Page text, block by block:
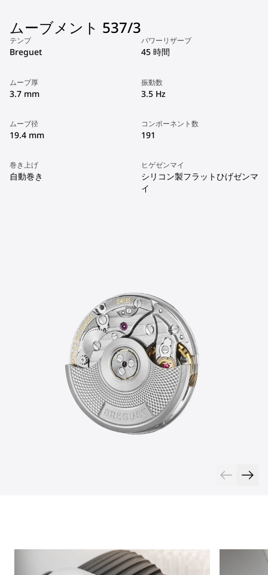
ムーブメント 537/3
テンプ
Breguet
パワーリザーブ
45 時間
ムーブ厚
3.7 mm
振動数
3.5 Hz
ムーブ径
19.4 mm
コンポーネント数
191
巻き上げ
自動巻き
ヒゲゼンマイ
シリコン製フラットひげゼンマ
イ